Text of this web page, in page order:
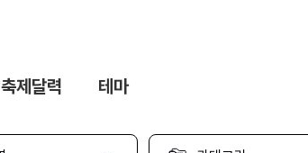
축제달력 테마
카